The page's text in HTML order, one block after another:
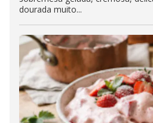
dourada muito...